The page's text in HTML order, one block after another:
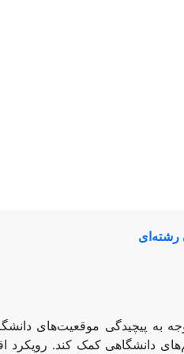
‌رشته‌ای
به پیچیدگی موقعیت‌های
دانشگاهی کمک کند.